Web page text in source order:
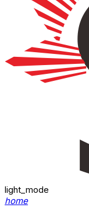
light_mode
home